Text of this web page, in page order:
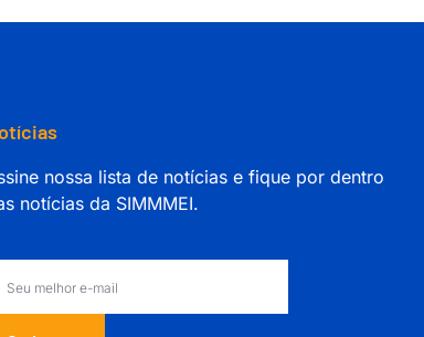
nossa lista de notícias e fique por dentro
notícias da SIMMMEI.